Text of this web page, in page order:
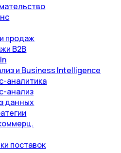
продаж
B2B
и Business Intelligence
аналитика
анализ
данных
поставок